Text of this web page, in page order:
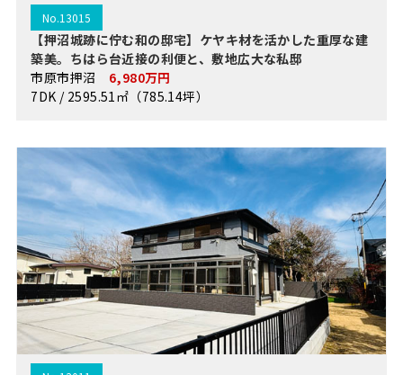
No.13015
【押沼城跡に佇む和の邸宅】ケヤキ材を活かした重厚な建
築美。ちはら台近接の利便と、敷地広大な私邸
市原市押沼 6,980万円
7DK / 2595.51㎡（785.14坪）